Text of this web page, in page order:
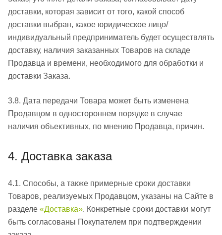
доставки, которая зависит от того, какой способ
доставки выбран, какое юридическое лицо/
индивидуальный предприниматель будет осуществлять
доставку, наличия заказанных Товаров на складе
Продавца и времени, необходимого для обработки и
доставки Заказа.
3.8. Дата передачи Товара может быть изменена
Продавцом в одностороннем порядке в случае
наличия объективных, по мнению Продавца, причин.
4. Доставка заказа
4.1. Способы, а также примерные сроки доставки
Товаров, реализуемых Продавцом, указаны на Сайте в
разделе «Доставка». Конкретные сроки доставки могут
быть согласованы Покупателем при подтверждении